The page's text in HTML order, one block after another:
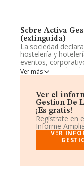
Sobre Activa
(extinguida)
La sociedad
hostelería y
eventos,
empresas, bodas,
nacionales e
enajenación. La
Mercantil como
'%cnae%'. La
exteriores.
La empresa
S.L. (extinguida),
Calle Fuente Del
Con los datos a
Ver más
Ver el
Gestion De
¡Es gratis!
Regístrate en
Informe
VER